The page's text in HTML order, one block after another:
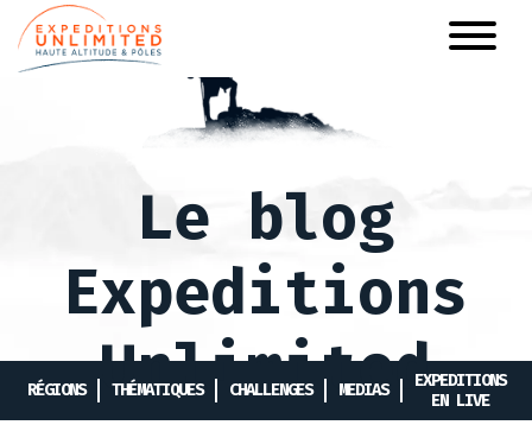
Aller
au
contenu
Le blog
Expeditions
Unlimited
RÉGIONS THÉMATIQUES CHALLENGES MEDIAS
EXPEDITIONS
EN LIVE